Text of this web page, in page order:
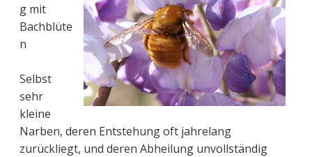
g mit
Bachblüte
n
Selbst
sehr
kleine
Narben, deren Entstehung oft jahrelang
zurückliegt, und deren Abheilung unvollständig